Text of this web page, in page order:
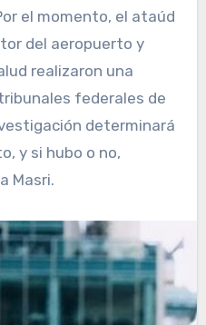
el momento, el ataúd
del aeropuerto y
realizaron una
federales de
determinará
y si hubo o no,
Masri.